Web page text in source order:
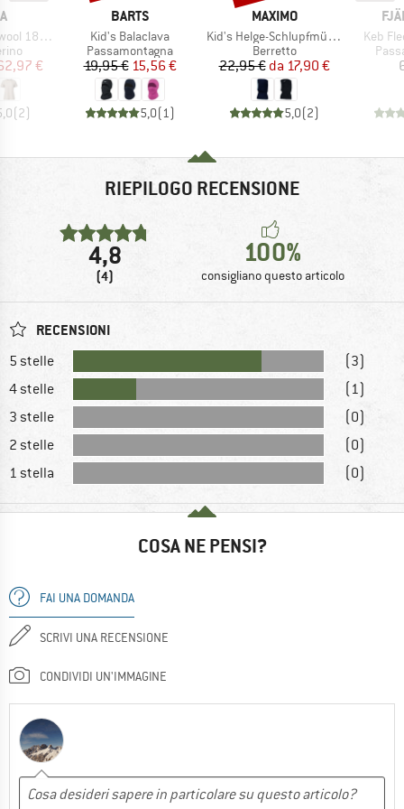
Tee
ridotto
€
(2)
MARCHIO
BARTS
Articolo
Kid's Balaclava
Gruppo di prodotti
Passamontagna
Prezzo
19,95 €Prezzo ridotto
15,56 €
5,0(1)
MARCHIO
MAXIMO
Articolo
Kid's Helge-Schlupfmütze
Gruppo di prodotti
Berretto
Prezzo
22,95 € Prezzo ridotto
da 17,90 €
5,0(2)
Articolo
Keb
RIEPILOGO RECENSIONE
4,8
(4)
100%
consigliano questo articolo
RECENSIONI
5 stelle
(3)
4 stelle
(1)
3 stelle
(0)
2 stelle
(0)
1 stella
(0)
COSA NE PENSI?
FAI UNA DOMANDA
SCRIVI UNA RECENSIONE
CONDIVIDI UN'IMMAGINE